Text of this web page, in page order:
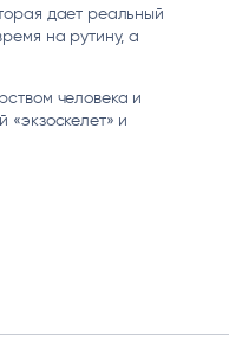
дает реальный
на рутину, а
человека и
«экзоскелет» и